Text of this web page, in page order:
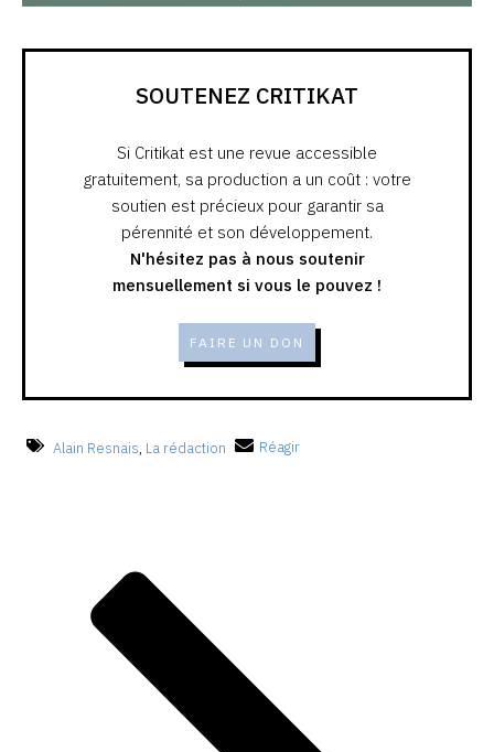
SOUTENEZ CRITIKAT
Si Critikat est une revue accessible
gratuitement, sa production a un coût : votre
soutien est précieux pour garantir sa
pérennité et son développement.
N'hésitez pas à nous soutenir
mensuellement si vous le pouvez !
FAIRE UN DON
Alain Resnais, La rédaction Réagir